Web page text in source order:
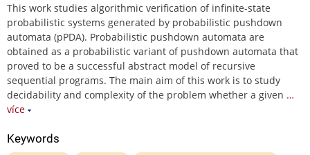
This work studies algorithmic verification of infinite-state
probabilistic systems generated by probabilistic pushdown
automata (pPDA). Probabilistic pushdown automata are
obtained as a probabilistic variant of pushdown automata that
proved to be a successful abstract model of recursive
sequential programs. The main aim of this work is to study
decidability and complexity of the problem whether a given …
více
Keywords